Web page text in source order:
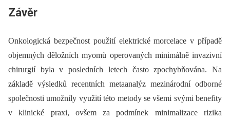
Závěr
Onkologická bezpečnost použití elektrické morcelace v případě
objemných děložních myomů operovaných minimálně invazivní
chirurgií byla v posledních letech často zpochybňována. Na
základě výsledků recentních metaanalýz mezinárodní odborné
společnosti umožnily využití této metody se všemi svými benefity
v klinické praxi, ovšem za podmínek minimalizace rizika